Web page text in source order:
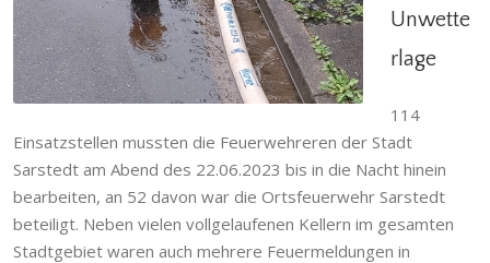
Einsatzabteilung,Einsatzgeschehen,Giften,
Gödringen ,Heisede ,Hilfeleistung,Hotteln,
Ortsfeuerwehr,Ruthe,Sarstedt,Schliekum,
Stadtfeuerwehr
Unwette
rlage
114
Einsatzstellen mussten die Feuerwehreren der Stadt
Sarstedt am Abend des 22.06.2023 bis in die Nacht hinein
bearbeiten, an 52 davon war die Ortsfeuerwehr Sarstedt
beteiligt. Neben vielen vollgelaufenen Kellern im gesamten
Stadtgebiet waren auch mehrere Feuermeldungen in